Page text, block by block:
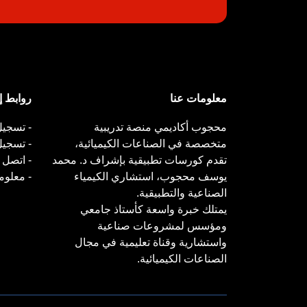
معلومات عنا
محجوب أكاديمي منصة تدريبية
متخصصة في الصناعات الكيميائية،
تقدم كورسات تطبيقية بإشراف د. محمد
يوسف محجوب، استشاري الكيمياء
الصناعية والتطبيقية.
يمتلك خبرة واسعة كأستاذ جامعي
ومؤسس لمشروعات صناعية
واستشارية وقناة تعليمية في مجال
الصناعات الكيميائية.
روابط
-
-
- اتصل
-